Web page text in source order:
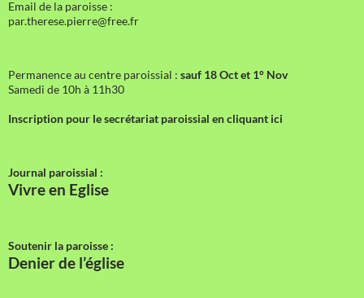
Email de la paroisse :
par.therese.pierre@free.fr
Permanence au centre paroissial : sauf 18 Oct et 1° Nov
Samedi de 10h à 11h30
Inscription pour le secrétariat paroissial en cliquant ici
Journal paroissial :
Vivre en Eglise
Soutenir la paroisse :
Denier de l’église